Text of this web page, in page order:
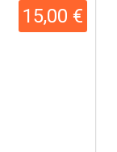
15,00 €